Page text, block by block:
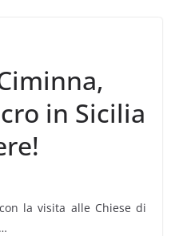
in Sicilia
la visita alle Chiese di